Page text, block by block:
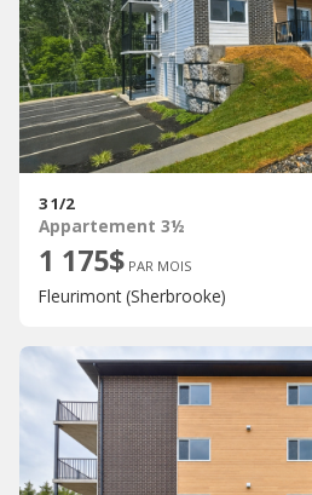
3 1/2
Appartement 3½
1 175$ PAR MOIS
Fleurimont (Sherbrooke)